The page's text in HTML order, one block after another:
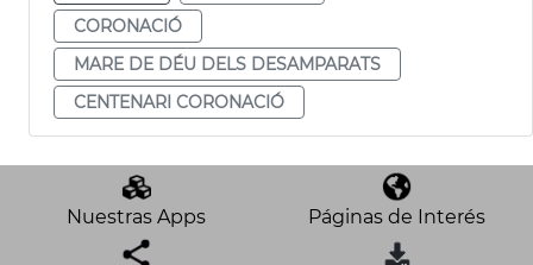
CORONACIÓ
MARE DE DÉU DELS DESAMPARATS
CENTENARI CORONACIÓ
Nuestras Apps Páginas de Interés